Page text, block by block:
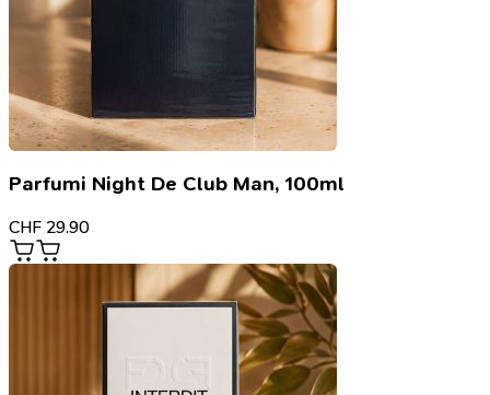
Parfumi Night De Club Man, 100ml
CHF 29.90